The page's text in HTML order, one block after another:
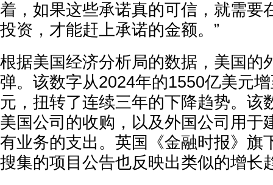
着，如果这些承诺真的可信，就需要
投资，才能赶上承诺的金额。”
根据美国经济分析局的数据，美国的
弹。该数字从2024年的1550亿美元
元，扭转了连续三年的下降趋势。该
美国公司的收购，以及外国公司用于
有业务的支出。英国《金融时报》旗
搜集的项目公告也反映出类似的增长